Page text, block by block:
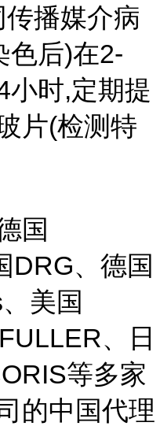
播媒介病
色后)在2-
时,定期提
片(检测特
国
DRG、德国
美国
、日
等多家
的中国代理